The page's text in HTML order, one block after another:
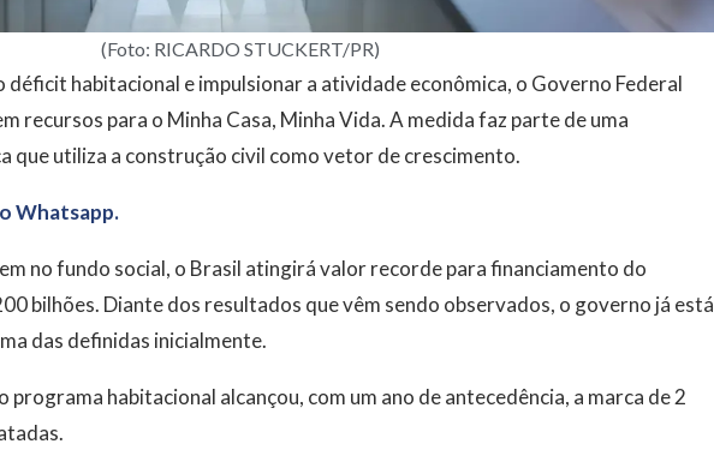
(Foto: RICARDO STUCKERT/PR)
habitacional e impulsionar a atividade econômica, o Governo Federal
recursos para o Minha Casa, Minha Vida. A medida faz parte de uma
que utiliza a construção civil como vetor de crescimento.
Whatsapp.
no fundo social, o Brasil atingirá valor recorde para financiamento do
bilhões. Diante dos resultados que vêm sendo observados, o governo já está
das definidas inicialmente.
programa habitacional alcançou, com um ano de antecedência, a marca de 2